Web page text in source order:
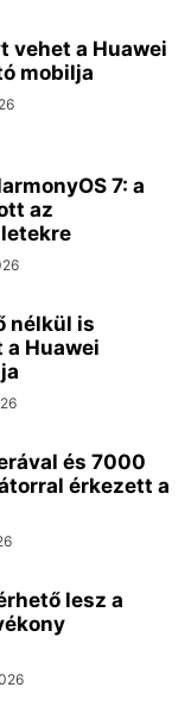
vehet a Huawei
mobilja
7: a
az
nélkül is
Huawei
és 7000
érkezett a
lesz a